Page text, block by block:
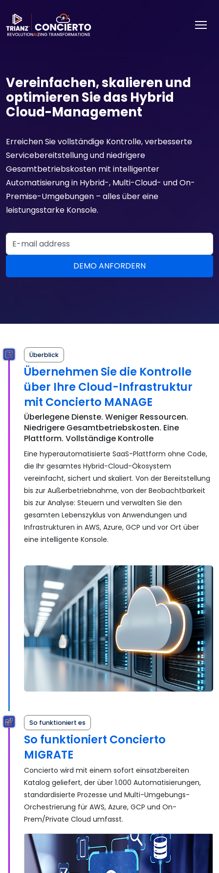
Vereinfachen, skalieren und
optimieren Sie das Hybrid
Cloud-Management
Erreichen Sie vollständige Kontrolle, verbesserte
Servicebereitstellung und niedrigere
Gesamtbetriebskosten mit intelligenter
Automatisierung in Hybrid-, Multi-Cloud- und On-
Premise-Umgebungen – alles über eine
leistungsstarke Konsole.
DEMO ANFORDERN
Email Address
Überblick
Übernehmen Sie die Kontrolle
über Ihre Cloud-Infrastruktur
mit Concierto MANAGE
Überlegene Dienste. Weniger Ressourcen.
Niedrigere Gesamtbetriebskosten. Eine
Plattform. Vollständige Kontrolle
Eine hyperautomatisierte SaaS-Plattform ohne Code,
die Ihr gesamtes Hybrid-Cloud-Ökosystem
vereinfacht, sichert und skaliert. Von der Bereitstellung
bis zur Außerbetriebnahme, von der Beobachtbarkeit
bis zur Analyse: Steuern und verwalten Sie den
gesamten Lebenszyklus von Anwendungen und
Infrastrukturen in AWS, Azure, GCP und vor Ort über
eine intelligente Konsole.
So funktioniert es
So funktioniert Concierto
MIGRATE
Concierto wird mit einem sofort einsatzbereiten
Katalog geliefert, der über 1.000 Automatisierungen,
standardisierte Prozesse und Multi-Umgebungs-
Orchestrierung für AWS, Azure, GCP und On-
Prem/Private Cloud umfasst.